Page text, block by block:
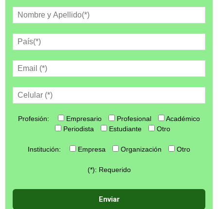
Profesión: Empresario Profesional
Académico
Periodista
Estudiante Otro
Institución: Empresa Organización Otro
(*): Requerido